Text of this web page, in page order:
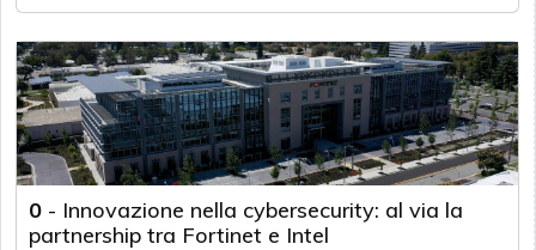
0 - Innovazione nella cybersecurity: al via la
partnership tra Fortinet e Intel